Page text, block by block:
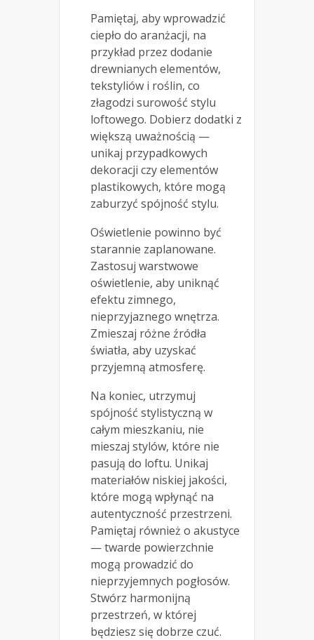
Pamiętaj, aby wprowadzić
ciepło do aranżacji, na
przykład przez dodanie
drewnianych elementów,
tekstyliów i roślin, co
złagodzi surowość stylu
loftowego. Dobierz dodatki z
większą uważnością —
unikaj przypadkowych
dekoracji czy elementów
plastikowych, które mogą
zaburzyć spójność stylu.
Oświetlenie powinno być
starannie zaplanowane.
Zastosuj warstwowe
oświetlenie, aby uniknąć
efektu zimnego,
nieprzyjaznego wnętrza.
Zmieszaj różne źródła
światła, aby uzyskać
przyjemną atmosferę.
Na koniec, utrzymuj
spójność stylistyczną w
całym mieszkaniu, nie
mieszaj stylów, które nie
pasują do loftu. Unikaj
materiałów niskiej jakości,
które mogą wpłynąć na
autentyczność przestrzeni.
Pamiętaj również o akustyce
— twarde powierzchnie
mogą prowadzić do
nieprzyjemnych pogłosów.
Stwórz harmonijną
przestrzeń, w której
będziesz się dobrze czuć.